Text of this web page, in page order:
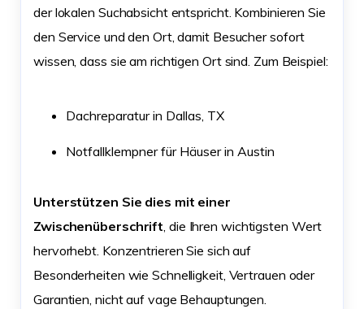
der lokalen Suchabsicht entspricht. Kombinieren Sie
den Service und den Ort, damit Besucher sofort
wissen, dass sie am richtigen Ort sind. Zum Beispiel:
Dachreparatur in Dallas, TX
Notfallklempner für Häuser in Austin
Unterstützen Sie dies mit einer
Zwischenüberschrift, die Ihren wichtigsten Wert
hervorhebt. Konzentrieren Sie sich auf
Besonderheiten wie Schnelligkeit, Vertrauen oder
Garantien, nicht auf vage Behauptungen.